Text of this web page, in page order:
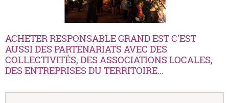
ACHETER RESPONSABLE GRAND EST C'EST
AUSSI DES PARTENARIATS AVEC DES
COLLECTIVITÉS, DES ASSOCIATIONS LOCALES,
DES ENTREPRISES DU TERRITOIRE...